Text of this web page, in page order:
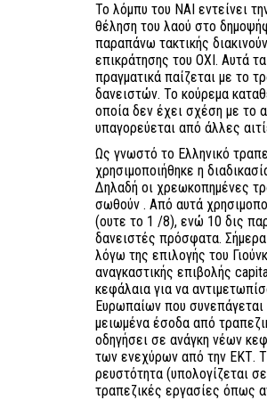
Το λόμπυ του ΝΑΙ εντείνει
θέληση του λαού στο
παραπάνω τακτικής
επικράτησης του ΟΧΙ. Αυτά
πραγματικά παίζεται με το
δανειστών. Το κούρεμα
οποία δεν έχει σχέση με το
υπαγορεύεται από άλλες
Ως γνωστό το Ελληνικό
χρησιμοποιήθηκε η
Δηλαδή οι χρεωκοπημένες
σωθούν . Από αυτά
(ουτε το 1 /8), ενώ 10 δις
δανειστές πρόσφατα.
λόγω της επιλογής του
αναγκαστικής επιβολής
κεφάλαια για να
Ευρωπαίων που συνεπάγεται
μειωμένα έσοδα από
οδηγήσει σε ανάγκη νέων
των ενεχύρων από την ΕΚΤ.
ρευστότητα (υπολογίζεται
τραπεζικές εργασίες όπως